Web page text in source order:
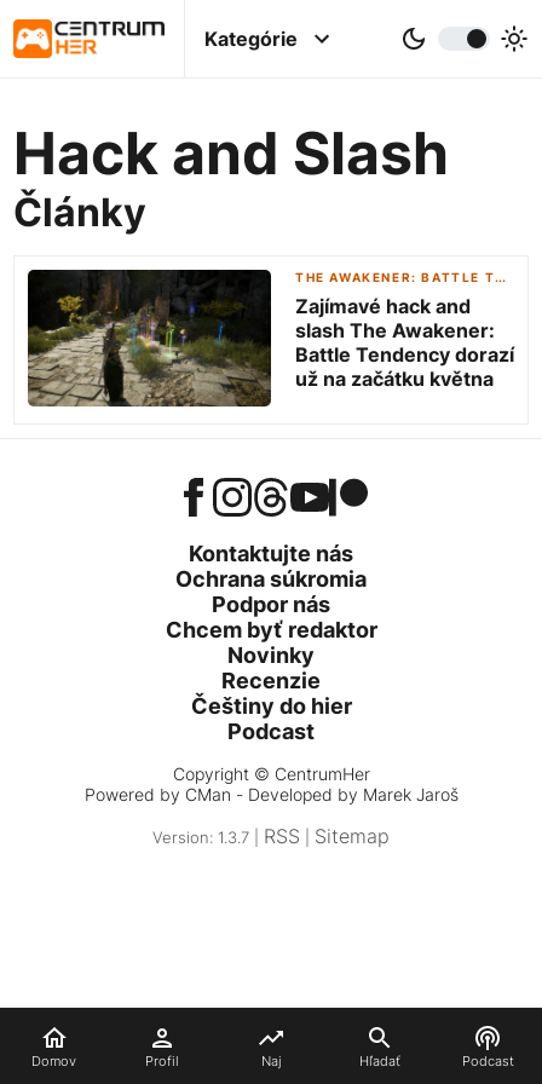
Kategórie
Domov Profil Naj Hľadať Podcast
Hack and Slash
Články
THE AWAKENER: BATTLE TENDENCY
Zajímavé hack and
slash The Awakener:
Battle Tendency dorazí
už na začátku května
Kontaktujte nás
Ochrana súkromia
Podpor nás
Chcem byť redaktor
Novinky
Recenzie
Češtiny do hier
Podcast
Copyright © CentrumHer
Powered by CMan - Developed by Marek Jaroš
Version: 1.3.7 | RSS Sitemap